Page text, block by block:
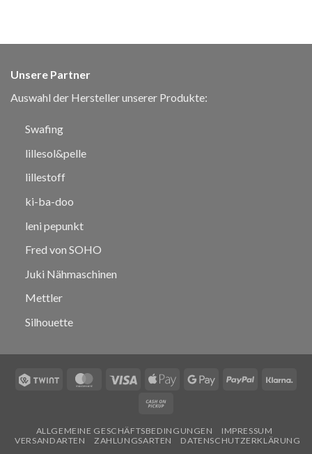
Unsere Partner
Auswahl der Hersteller unserer Produkte:
Swafing
lillesol&pelle
lillestoff
ki-ba-doo
leni pepunkt
Fred von SOHO
Juki Nähmaschinen
Mettler
Silhouette
Twint MasterCard
Visa
Apple
Google PayPal
Pickup
ALLGEMEINE GESCHÄFTSBEDINGUNGEN
IMPRESSUM
VERSANDARTEN
ZAHLUNGSARTEN DATENSCHUTZERKLÄRUNG